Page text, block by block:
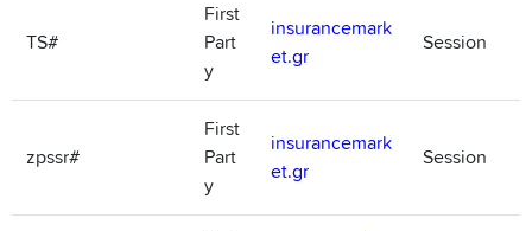
TS#
First
Part
y
insurancemark
et.gr
Session
zpssr#
First
Part
y
insurancemark
et.gr
Session